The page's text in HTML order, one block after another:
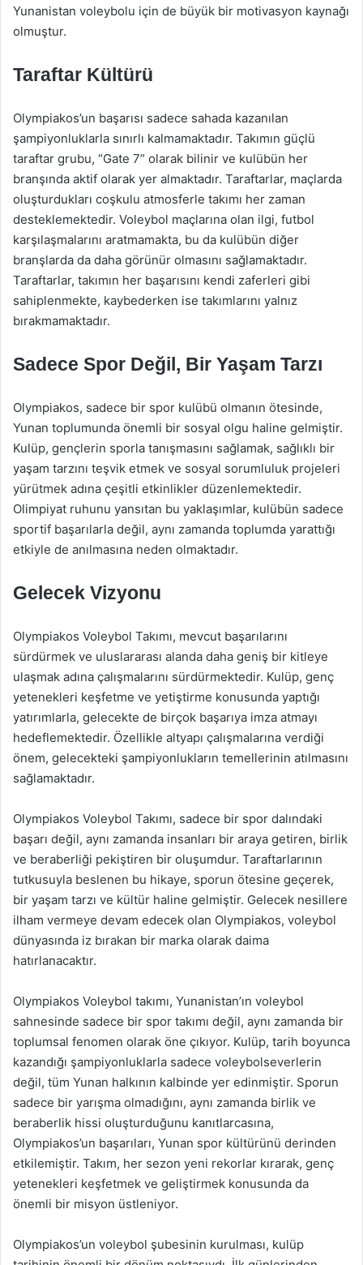
Yunanistan voleybolu için de büyük bir motivasyon kaynağı
olmuştur.
Taraftar Kültürü
Olympiakos’un başarısı sadece sahada kazanılan
şampiyonluklarla sınırlı kalmamaktadır. Takımın güçlü
taraftar grubu, “Gate 7” olarak bilinir ve kulübün her
branşında aktif olarak yer almaktadır. Taraftarlar, maçlarda
oluşturdukları coşkulu atmosferle takımı her zaman
desteklemektedir. Voleybol maçlarına olan ilgi, futbol
karşılaşmalarını aratmamakta, bu da kulübün diğer
branşlarda da daha görünür olmasını sağlamaktadır.
Taraftarlar, takımın her başarısını kendi zaferleri gibi
sahiplenmekte, kaybederken ise takımlarını yalnız
bırakmamaktadır.
Sadece Spor Değil, Bir Yaşam Tarzı
Olympiakos, sadece bir spor kulübü olmanın ötesinde,
Yunan toplumunda önemli bir sosyal olgu haline gelmiştir.
Kulüp, gençlerin sporla tanışmasını sağlamak, sağlıklı bir
yaşam tarzını teşvik etmek ve sosyal sorumluluk projeleri
yürütmek adına çeşitli etkinlikler düzenlemektedir.
Olimpiyat ruhunu yansıtan bu yaklaşımlar, kulübün sadece
sportif başarılarla değil, aynı zamanda toplumda yarattığı
etkiyle de anılmasına neden olmaktadır.
Gelecek Vizyonu
Olympiakos Voleybol Takımı, mevcut başarılarını
sürdürmek ve uluslararası alanda daha geniş bir kitleye
ulaşmak adına çalışmalarını sürdürmektedir. Kulüp, genç
yetenekleri keşfetme ve yetiştirme konusunda yaptığı
yatırımlarla, gelecekte de birçok başarıya imza atmayı
hedeflemektedir. Özellikle altyapı çalışmalarına verdiği
önem, gelecekteki şampiyonlukların temellerinin atılmasını
sağlamaktadır.
Olympiakos Voleybol Takımı, sadece bir spor dalındaki
başarı değil, aynı zamanda insanları bir araya getiren, birlik
ve beraberliği pekiştiren bir oluşumdur. Taraftarlarının
tutkusuyla beslenen bu hikaye, sporun ötesine geçerek,
bir yaşam tarzı ve kültür haline gelmiştir. Gelecek nesillere
ilham vermeye devam edecek olan Olympiakos, voleybol
dünyasında iz bırakan bir marka olarak daima
hatırlanacaktır.
Olympiakos Voleybol takımı, Yunanistan’ın voleybol
sahnesinde sadece bir spor takımı değil, aynı zamanda bir
toplumsal fenomen olarak öne çıkıyor. Kulüp, tarih boyunca
kazandığı şampiyonluklarla sadece voleybolseverlerin
değil, tüm Yunan halkının kalbinde yer edinmiştir. Sporun
sadece bir yarışma olmadığını, aynı zamanda birlik ve
beraberlik hissi oluşturduğunu kanıtlarcasına,
Olympiakos’un başarıları, Yunan spor kültürünü derinden
etkilemiştir. Takım, her sezon yeni rekorlar kırarak, genç
yetenekleri keşfetmek ve geliştirmek konusunda da
önemli bir misyon üstleniyor.
Olympiakos’un voleybol şubesinin kurulması, kulüp